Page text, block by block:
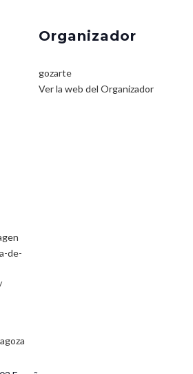
de-
Organizador
gozarte
Ver la web del Organizador